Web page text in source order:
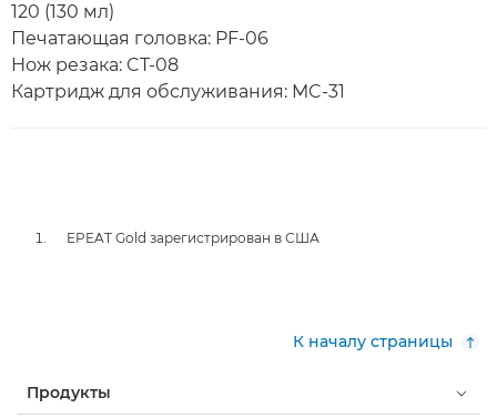
120 (130 мл)
Печатающая головка: PF-06
Нож резака: CT-08
Картридж для обслуживания: MC-31
EPEAT Gold зарегистрирован в США
К началу страницы
Продукты